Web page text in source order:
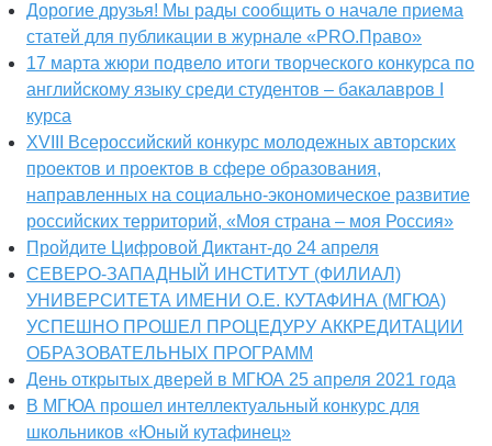
Дорогие друзья! Мы рады сообщить о начале приема
статей для публикации в журнале «PRO.Право»
17 марта жюри подвело итоги творческого конкурса по
английскому языку среди студентов – бакалавров I
курса
XVIII Всероссийский конкурс молодежных авторских
проектов и проектов в сфере образования,
направленных на социально-экономическое развитие
российских территорий, «Моя страна – моя Россия»
Пройдите Цифровой Диктант-до 24 апреля
СЕВЕРО-ЗАПАДНЫЙ ИНСТИТУТ (ФИЛИАЛ)
УНИВЕРСИТЕТА ИМЕНИ О.Е. КУТАФИНА (МГЮА)
УСПЕШНО ПРОШЕЛ ПРОЦЕДУРУ АККРЕДИТАЦИИ
ОБРАЗОВАТЕЛЬНЫХ ПРОГРАММ
День открытых дверей в МГЮА 25 апреля 2021 года
В МГЮА прошел интеллектуальный конкурс для
школьников «Юный кутафинец»